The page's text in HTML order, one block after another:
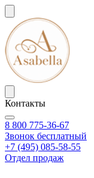
Контакты
8 800 775-36-67
Звонок бесплатный
+7 (495) 085-58-55
Отдел продаж